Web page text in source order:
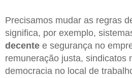
Precisamos mudar as regras
significa, por exemplo,
decente e segurança no
remuneração justa, sindicatos
democracia no local de